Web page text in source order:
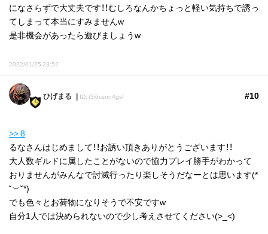
になさらずで大丈夫です！！むしろなんかちょっと軽い気持ちで誘っ
てしまって本当にすみませんw
是非機会があったら遊びましょうw
2022/01/25 23:52
ひげまる ID: t3i6csnn4gsf #10
>> 8
るなさんはじめまして！！お誘い頂きありがとうございます！！
大人数ギルドに属したことがないので協力プレイ勝手がわかって
おりませんがみんなで討滅行ったり楽しそうだなーとは思います(*
˘︶˘*)
でも色々とお荷物になりそうで不安ですw
自分1人では決められないので少し考えさせてください(>_<)